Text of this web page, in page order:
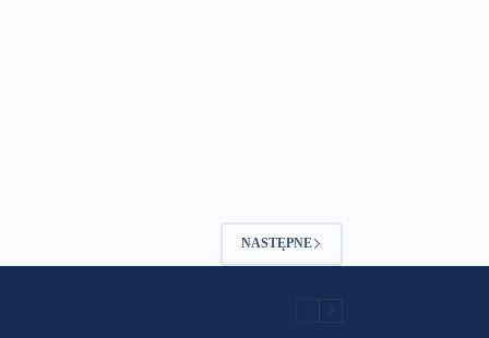
NASTĘPNE